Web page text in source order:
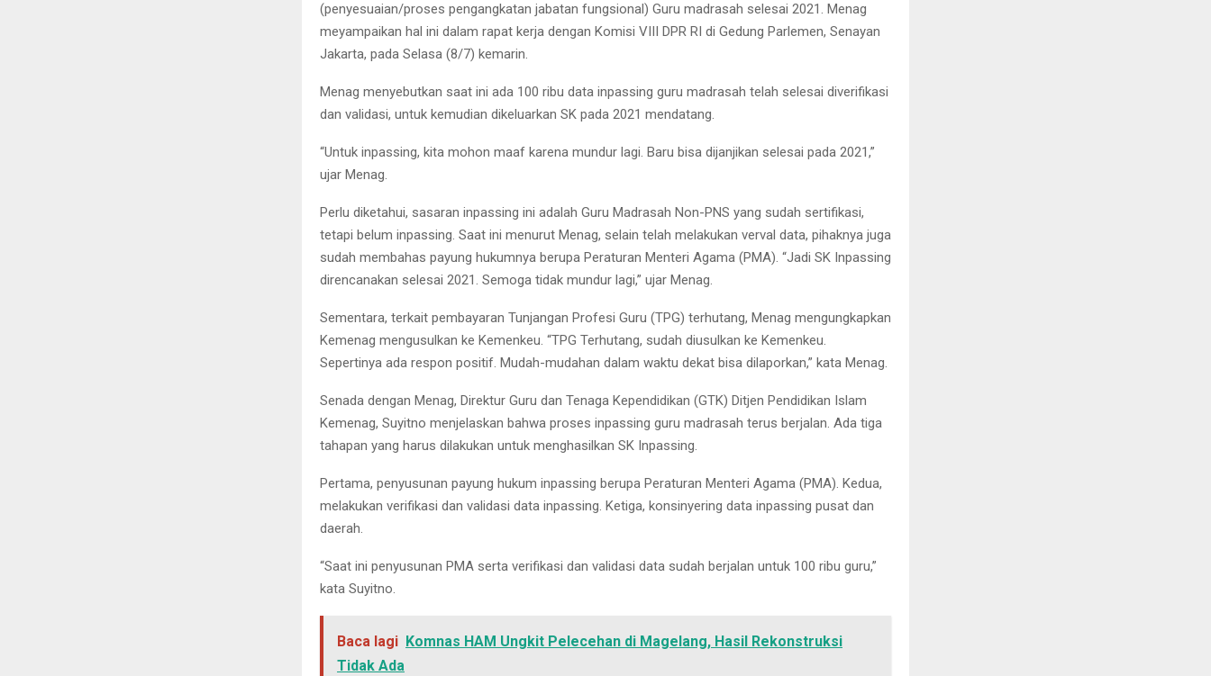
(penyesuaian/proses pengangkatan jabatan fungsional) Guru madrasah selesai 2021. Menag
meyampaikan hal ini dalam rapat kerja dengan Komisi VIII DPR RI di Gedung Parlemen, Senayan
Jakarta, pada Selasa (8/7) kemarin.
Menag menyebutkan saat ini ada 100 ribu data inpassing guru madrasah telah selesai diverifikasi
dan validasi, untuk kemudian dikeluarkan SK pada 2021 mendatang.
“Untuk inpassing, kita mohon maaf karena mundur lagi. Baru bisa dijanjikan selesai pada 2021,”
ujar Menag.
Perlu diketahui, sasaran inpassing ini adalah Guru Madrasah Non-PNS yang sudah sertifikasi,
tetapi belum inpassing. Saat ini menurut Menag, selain telah melakukan verval data, pihaknya juga
sudah membahas payung hukumnya berupa Peraturan Menteri Agama (PMA). “Jadi SK Inpassing
direncanakan selesai 2021. Semoga tidak mundur lagi,” ujar Menag.
Sementara, terkait pembayaran Tunjangan Profesi Guru (TPG) terhutang, Menag mengungkapkan
Kemenag mengusulkan ke Kemenkeu. “TPG Terhutang, sudah diusulkan ke Kemenkeu.
Sepertinya ada respon positif. Mudah-mudahan dalam waktu dekat bisa dilaporkan,” kata Menag.
Senada dengan Menag, Direktur Guru dan Tenaga Kependidikan (GTK) Ditjen Pendidikan Islam
Kemenag, Suyitno menjelaskan bahwa proses inpassing guru madrasah terus berjalan. Ada tiga
tahapan yang harus dilakukan untuk menghasilkan SK Inpassing.
Pertama, penyusunan payung hukum inpassing berupa Peraturan Menteri Agama (PMA). Kedua,
melakukan verifikasi dan validasi data inpassing. Ketiga, konsinyering data inpassing pusat dan
daerah.
“Saat ini penyusunan PMA serta verifikasi dan validasi data sudah berjalan untuk 100 ribu guru,”
kata Suyitno.
Baca lagi Komnas HAM Ungkit Pelecehan di Magelang, Hasil Rekonstruksi
Tidak Ada